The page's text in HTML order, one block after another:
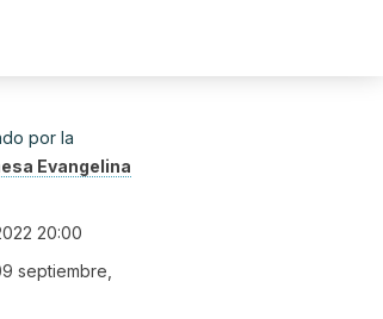
por la
Evangelina
20:00
septiembre,